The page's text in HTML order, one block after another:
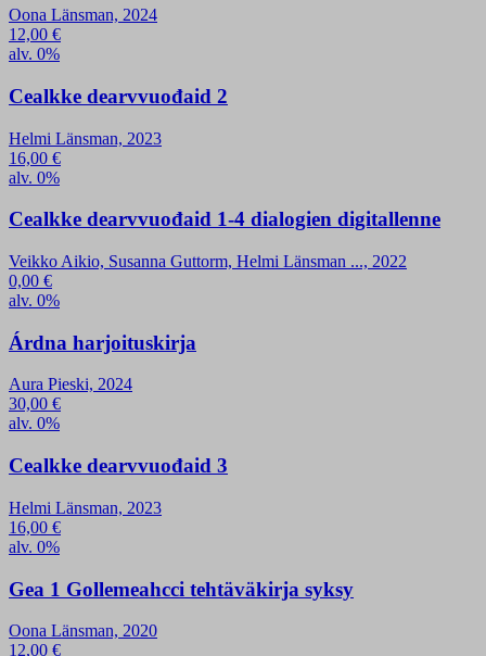
Oona Länsman, 2024
12,00 €
alv. 0%
Cealkke dearvvuođaid 2
Helmi Länsman, 2023
16,00 €
alv. 0%
Cealkke dearvvuođaid 1-4 dialogien digitallenne
Veikko Aikio, Susanna Guttorm, Helmi Länsman ..., 2022
0,00 €
alv. 0%
Árdna harjoituskirja
Aura Pieski, 2024
30,00 €
alv. 0%
Cealkke dearvvuođaid 3
Helmi Länsman, 2023
16,00 €
alv. 0%
Gea 1 Gollemeahcci tehtäväkirja syksy
Oona Länsman, 2020
12,00 €